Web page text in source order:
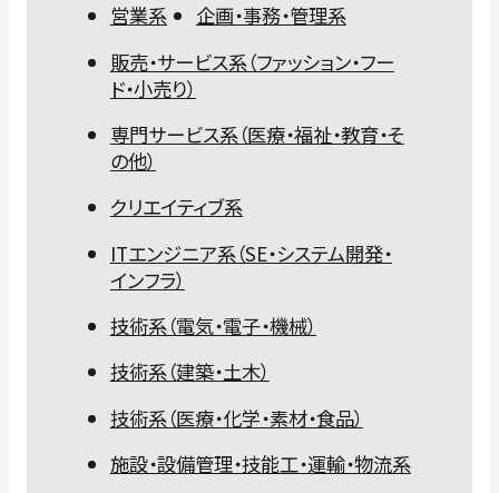
営業系
企画・事務・管理系
販売・サービス系（ファッション・フー
ド・小売り）
専門サービス系（医療・福祉・教育・そ
の他）
クリエイティブ系
ITエンジニア系（SE・システム開発・
インフラ）
技術系（電気・電子・機械）
技術系（建築・土木）
技術系（医療・化学・素材・食品）
施設・設備管理・技能工・運輸・物流系